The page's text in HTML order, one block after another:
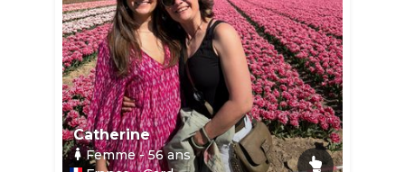
Catherine
Femme- 56ans